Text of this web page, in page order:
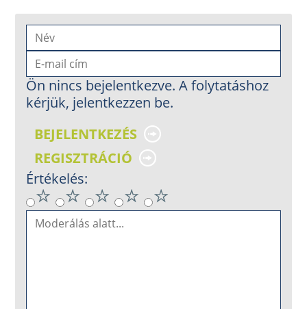
Ön nincs bejelentkezve. A folytatáshoz
kérjük, jelentkezzen be.
BEJELENTKEZÉS
REGISZTRÁCIÓ
Értékelés: